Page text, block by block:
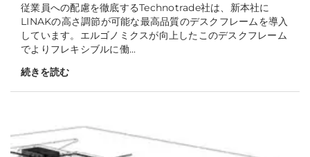
従業員への配慮を徹底するTechnotrade社は、新本社に
LINAKの高さ調節が可能な最高品質のデスクフレームを導入
しています。エルゴノミクスが向上したこのデスクフレーム
でよりフレキシブルに働...
続きを読む